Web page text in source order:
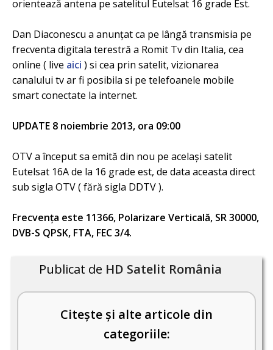
orientează antena pe satelitul Eutelsat 16 grade Est.
Dan Diaconescu a anunțat ca pe lângă transmisia pe
frecventa digitala terestră a Romit Tv din Italia, cea
online ( live aici ) si cea prin satelit, vizionarea
canalului tv ar fi posibila si pe telefoanele mobile
smart conectate la internet.
UPDATE 8 noiembrie 2013, ora 09:00
OTV a început sa emită din nou pe același satelit
Eutelsat 16A de la 16 grade est, de data aceasta direct
sub sigla OTV ( fără sigla DDTV ).
Frecvența este 11366, Polarizare Verticală, SR 30000,
DVB-S QPSK, FTA, FEC 3/4.
Publicat de HD Satelit România
Citește și alte articole din
categoriile: